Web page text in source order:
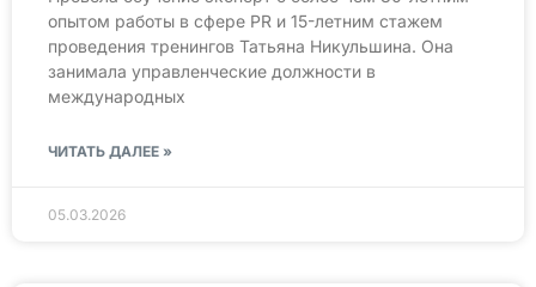
опытом работы в сфере PR и 15-летним стажем
проведения тренингов Татьяна Никульшина. Она
занимала управленческие должности в
международных
ЧИТАТЬ ДАЛЕЕ »
05.03.2026